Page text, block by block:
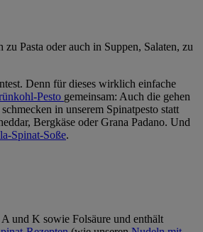
Pasta oder auch in Suppen, Salaten, zu
Denn für dieses wirklich einfache
Pesto gemeinsam: Auch die gehen
in unserem Spinatpesto statt
Bergkäse oder Grana Padano. Und
Spinat-Soße.
und K sowie Folsäure und enthält